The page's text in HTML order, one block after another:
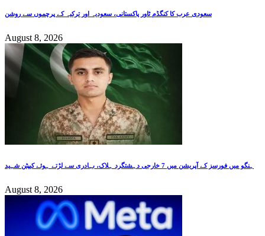
سعودی عرب کا کنگڈم ٹاور پاکستانی، سعودیہ اور ترکیہ کے پرچموں سے روشن
August 8, 2026
ہنگو میں فورسز کے آپریشن میں 7 خارجی دہشتگرد ہلاک، بہادری سے لڑتے ہوئے کیپٹن شہید
August 8, 2026